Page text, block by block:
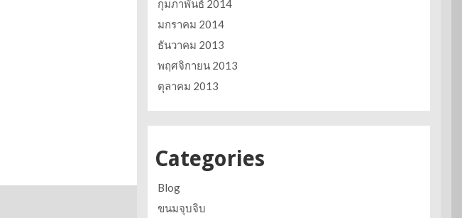
กุมภาพันธ์ 2014
มกราคม 2014
ธันวาคม 2013
พฤศจิกายน 2013
ตุลาคม 2013
Categories
Blog
ขนมจุบจิบ